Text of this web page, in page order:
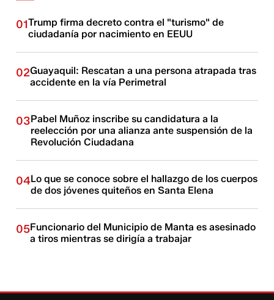
01Trump firma decreto contra el "turismo" de
ciudadanía por nacimiento en EEUU
02Guayaquil: Rescatan a una persona atrapada tras
accidente en la vía Perimetral
03Pabel Muñoz inscribe su candidatura a la
reelección por una alianza ante suspensión de la
Revolución Ciudadana
04Lo que se conoce sobre el hallazgo de los cuerpos
de dos jóvenes quiteños en Santa Elena
05Funcionario del Municipio de Manta es asesinado
a tiros mientras se dirigía a trabajar